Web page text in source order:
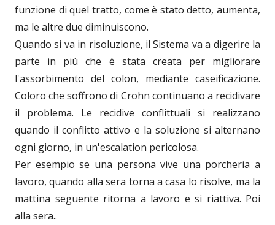
funzione di quel tratto, come è stato detto, aumenta,
ma le altre due diminuiscono.
Quando si va in risoluzione, il Sistema va a digerire la
parte in più che è stata creata per migliorare
l'assorbimento del colon, mediante caseificazione.
Coloro che soffrono di Crohn continuano a recidivare
il problema. Le recidive conflittuali si realizzano
quando il conflitto attivo e la soluzione si alternano
ogni giorno, in un'escalation pericolosa.
Per esempio se una persona vive una porcheria a
lavoro, quando alla sera torna a casa lo risolve, ma la
mattina seguente ritorna a lavoro e si riattiva. Poi
alla sera..